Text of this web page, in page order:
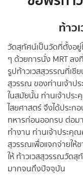
ท้าว
วัดสุทัศน์เป็นวัดที่ตั้งอยู่
ๆ ด้วยการนั่ง MRT ล
รูปท้าวเวสสุวรรณที่เซี
สุวรรณ ของท่านเจ้าป
ในสมัยนั้น ท่านเจ้าปร
ไสยศาสตร์ จึงได้ประก
ทหารก่อนออกรบ ต่อม
ทำงาน ท่านเจ้าประคุ
สุวรรณเพื่อแจกจ่ายให้
ให้ ท้าวเวสสุวรรณวัดสุ
มากจนถึงปัจจุบัน